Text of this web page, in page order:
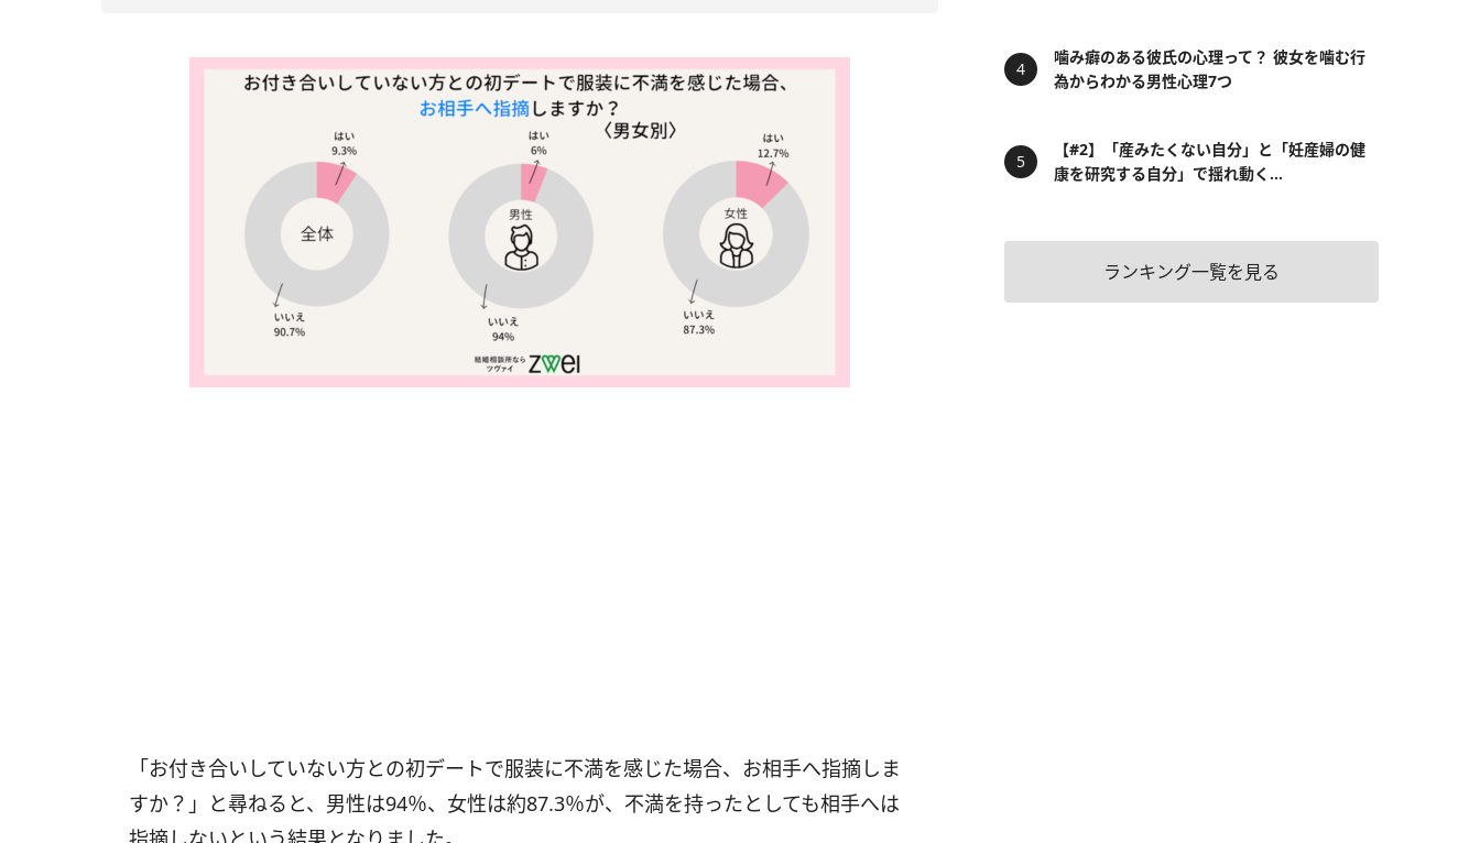
「お付き合いしていない方との初デートで服装に不満を感じた場合、お相手へ指摘しま
すか？」と尋ねると、男性は94％、女性は約87.3％が、不満を持ったとしても相手へは
噛み癖のある彼氏の心理って？ 彼女を噛む行
為からわかる男性心理7つ
【#2】「産みたくない自分」と「妊産婦の健
康を研究する自分」で揺れ動く...
ランキング一覧を見る